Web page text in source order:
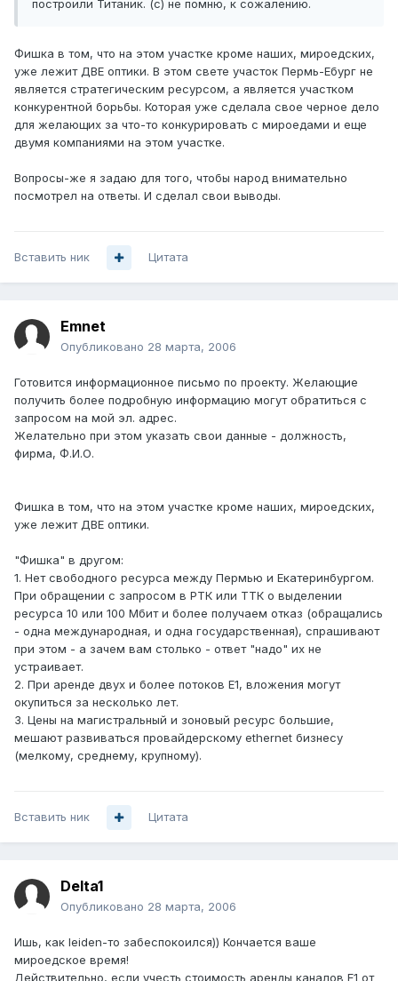
построили Титаник. (с) не помню, к сожалению.
Фишка в том, что на этом участке кроме наших, мироедских,
уже лежит ДВЕ оптики. В этом свете участок Пермь-Ебург не
является стратегическим ресурсом, а является участком
конкурентной борьбы. Которая уже сделала свое черное дело
для желающих за что-то конкурировать с мироедами и еще
двумя компаниями на этом участке.
Вопросы-же я задаю для того, чтобы народ внимательно
посмотрел на ответы. И сделал свои выводы.
Вставить ник Цитата
Emnet
Опубликовано 28 марта, 2006
Готовится информационное письмо по проекту. Желающие
получить более подробную информацию могут обратиться с
запросом на мой эл. адрес.
Желательно при этом указать свои данные - должность,
фирма, Ф.И.О.
Фишка в том, что на этом участке кроме наших, мироедских,
уже лежит ДВЕ оптики.
"Фишка" в другом:
1. Нет свободного ресурса между Пермью и Екатеринбургом.
При обращении с запросом в РТК или ТТК о выделении
ресурса 10 или 100 Мбит и более получаем отказ (обращались
- одна международная, и одна государственная), спрашивают
при этом - а зачем вам столько - ответ "надо" их не
устраивает.
2. При аренде двух и более потоков Е1, вложения могут
окупиться за несколько лет.
3. Цены на магистральный и зоновый ресурс большие,
мешают развиваться провайдерскому ethernet бизнесу
(мелкому, среднему, крупному).
Вставить ник Цитата
Delta1
Опубликовано 28 марта, 2006
Ишь, как leiden-то забеспокоился)) Кончается ваше
мироедское время!
Действительно, если учесть стоимость аренды каналов Е1 от